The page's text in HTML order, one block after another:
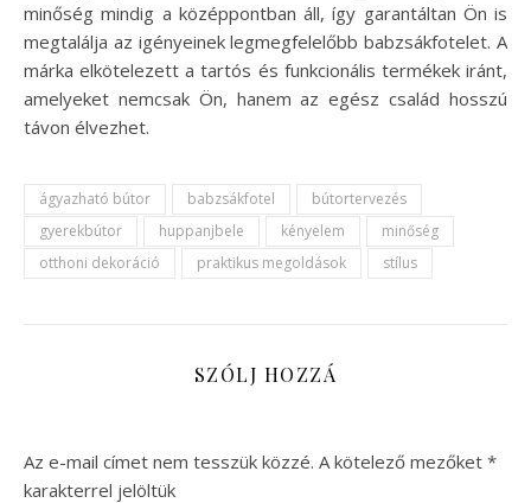
minőség mindig a középpontban áll, így garantáltan Ön is
megtalálja az igényeinek legmegfelelőbb babzsákfotelet. A
márka elkötelezett a tartós és funkcionális termékek iránt,
amelyeket nemcsak Ön, hanem az egész család hosszú
távon élvezhet.
ágyazható bútor babzsákfotel
bútortervezés
gyerekbútor
huppanjbele kényelem
minőség
otthoni dekoráció
praktikus megoldások stílus
SZÓLJ HOZZÁ
Az e-mail címet nem tesszük közzé. A kötelező mezőket *
karakterrel jelöltük